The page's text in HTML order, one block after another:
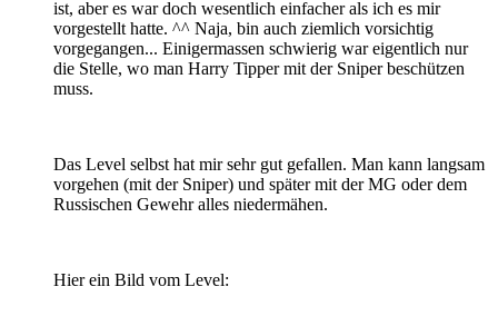
ist, aber es war doch wesentlich einfacher als ich es mir
vorgestellt hatte. ^^ Naja, bin auch ziemlich vorsichtig
vorgegangen... Einigermassen schwierig war eigentlich nur
die Stelle, wo man Harry Tipper mit der Sniper beschützen
muss.
Das Level selbst hat mir sehr gut gefallen. Man kann langsam
vorgehen (mit der Sniper) und später mit der MG oder dem
Russischen Gewehr alles niedermähen.
Hier ein Bild vom Level: